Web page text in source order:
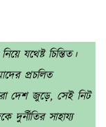
যথেষ্ট চিন্তিত।
প্রচলিত
দেশ জুড়ে, সেই নিট
দুর্নীতির সাহায্য